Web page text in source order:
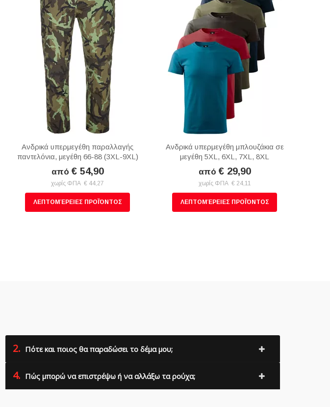
Ανδρικά υπερμεγέθη παραλλαγής
παντελόνια, μεγέθη 66-88 (3XL-9XL)
από € 54,90
χωρίς ΦΠΑ € 44,27
ΛΕΠΤΟΜΈΡΕΙΕΣ ΠΡΟΪΌΝΤΟΣ
Ανδρικά υπερμεγέθη μπλουζάκια σε
μεγέθη 5XL, 6XL, 7XL, 8XL
από € 29,90
χωρίς ΦΠΑ € 24,11
ΛΕΠΤΟΜΈΡΕΙΕΣ ΠΡΟΪΌΝΤΟΣ
2. Πότε και ποιος θα παραδώσει το δέμα μου;
4. Πώς μπορώ να επιστρέψω ή να αλλάξω τα ρούχα;